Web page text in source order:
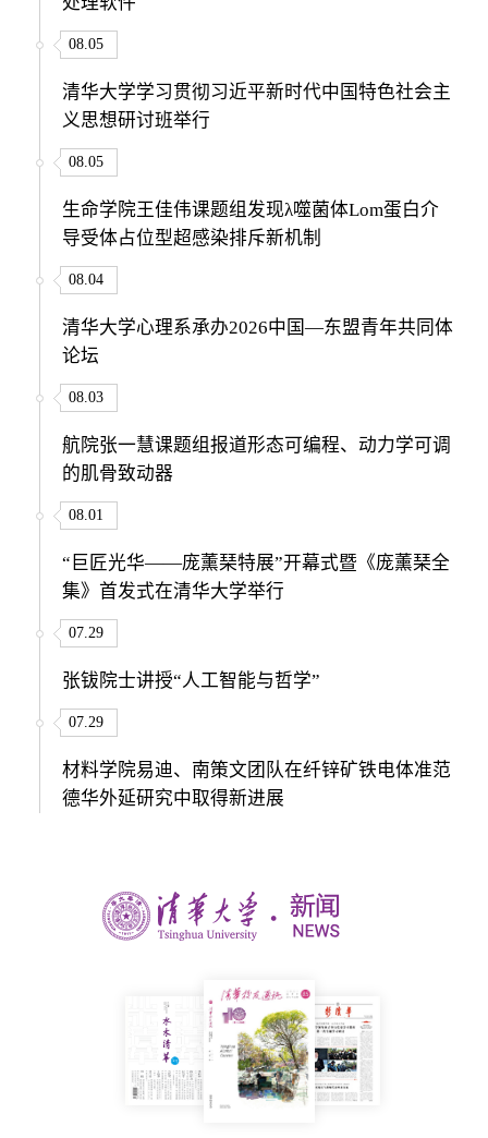
08.05
清华大学学习贯彻习近平新时代中国特色社会主
义思想研讨班举行
08.05
生命学院王佳伟课题组发现λ噬菌体Lom蛋白介
导受体占位型超感染排斥新机制
08.04
清华大学心理系承办2026中国—东盟青年共同体
论坛
08.03
航院张一慧课题组报道形态可编程、动力学可调
的肌骨致动器
08.01
“巨匠光华——庞薰琹特展”开幕式暨《庞薰琹全
集》首发式在清华大学举行
07.29
张钹院士讲授“人工智能与哲学”
07.29
材料学院易迪、南策文团队在纤锌矿铁电体准范
德华外延研究中取得新进展